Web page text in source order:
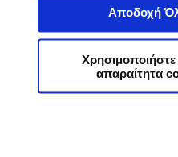
Αποδοχή
απαραίτητα